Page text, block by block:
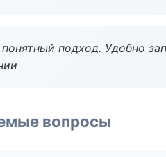
подход. Удобно
вопросы